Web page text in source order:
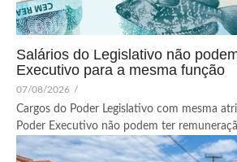
Salários do Legislativo não
Executivo para a mesma função
07/08/2026 /
Cargos do Poder Legislativo com mesma
Poder Executivo não podem ter